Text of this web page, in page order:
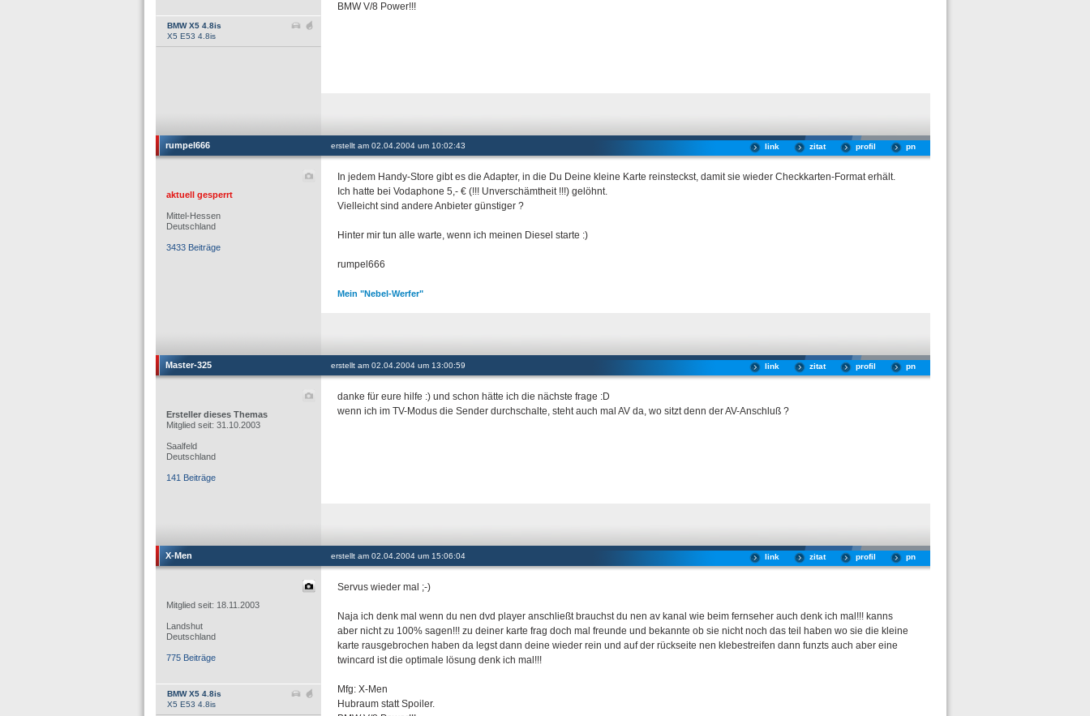
BMW X5 4.8is
X5 E53 4.8is
BMW V/8 Power!!!
rumpel666 erstellt am 02.04.2004 um 10:02:43 pn
profil
zitat
link
aktuell gesperrt
Mittel-Hessen
Deutschland
3433 Beiträge
In jedem Handy-Store gibt es die Adapter, in die Du Deine kleine Karte reinsteckst, damit sie wieder Checkkarten-Format erhält.
Ich hatte bei Vodaphone 5,- € (!!! Unverschämtheit !!!) gelöhnt.
Vielleicht sind andere Anbieter günstiger ?
Hinter mir tun alle warte, wenn ich meinen Diesel starte :)
rumpel666
Mein "Nebel-Werfer"
Master-325 erstellt am 02.04.2004 um 13:00:59 pn
profil
zitat
link
Ersteller dieses Themas
Mitglied seit: 31.10.2003
Saalfeld
Deutschland
141 Beiträge
danke für eure hilfe :) und schon hätte ich die nächste frage :D
wenn ich im TV-Modus die Sender durchschalte, steht auch mal AV da, wo sitzt denn der AV-Anschluß ?
X-Men erstellt am 02.04.2004 um 15:06:04 pn
profil
zitat
link
Mitglied seit: 18.11.2003
Landshut
Deutschland
775 Beiträge
BMW X5 4.8is
X5 E53 4.8is
Servus wieder mal ;-)
Naja ich denk mal wenn du nen dvd player anschließt brauchst du nen av kanal wie beim fernseher auch denk ich mal!!! kanns
aber nicht zu 100% sagen!!! zu deiner karte frag doch mal freunde und bekannte ob sie nicht noch das teil haben wo sie die kleine
karte rausgebrochen haben da legst dann deine wieder rein und auf der rückseite nen klebestreifen dann funzts auch aber eine
twincard ist die optimale lösung denk ich mal!!!
Mfg: X-Men
Hubraum statt Spoiler.